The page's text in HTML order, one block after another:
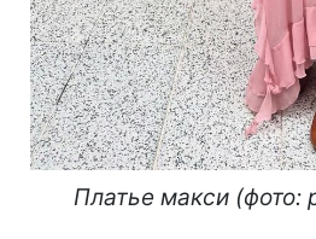
Платье макси (фото: